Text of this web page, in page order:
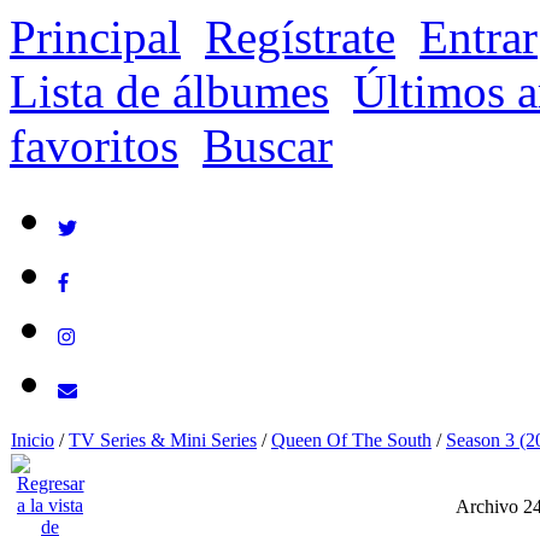
Principal Regístrate Entrar
Lista de álbumes Últimos
favoritos Buscar
Inicio /TV Series & Mini Series /Queen Of The South / Season 3
Archivo